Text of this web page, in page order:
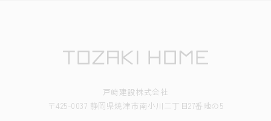
戸﨑建設株式会社
〒425-0037 静岡県焼津市南小川二丁目27番地の5